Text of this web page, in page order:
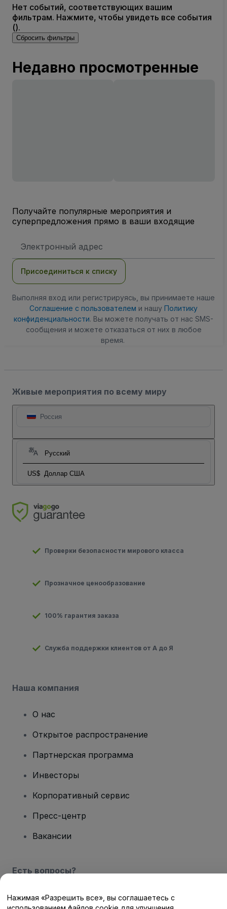
Нет событий, соответствующих вашим
фильтрам. Нажмите, чтобы увидеть все события
().
Сбросить фильтры
Недавно просмотренные
Получайте популярные мероприятия и
суперпредложения прямо в ваши входящие
электронной
Присоединиться к списку
Выполняя вход или регистрируясь, вы принимаете наше
Соглашение с пользователем и нашу Политику
конфиденциальности. Вы можете получать от нас SMS-
сообщения и можете отказаться от них в любое
время.
Живые мероприятия по всему миру
Россия
Русский
US$ Доллар США
Проверки безопасности мирового класса
Прозначное ценообразование
100% гарантия заказа
Служба поддержки клиентов от А до Я
Наша компания
О нас
Открытое распространение
Партнерская программа
Инвесторы
Корпоративный сервис
Пресс-центр
Вакансии
Есть вопросы?
Центр помощи / Свяжитесь с нами
Нажимая «Разрешить все», вы соглашаетесь с